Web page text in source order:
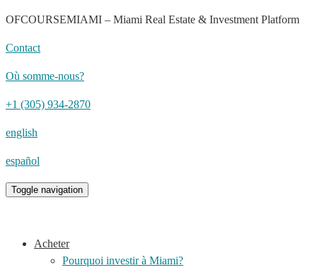
OFCOURSEMIAMI – Miami Real Estate & Investment Platform
Contact
Où somme-nous?
+1 (305) 934-2870
english
español
Toggle navigation
Acheter
Pourquoi investir à Miami?